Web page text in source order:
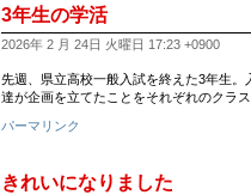
3年生の学活
2026年 2 月 24日 火曜日 17:23 +0900
先週、県立高校一般入試を終えた3年生
達が企画を立てたことをそれぞれのクラ
パーマリンク
きれいになりました